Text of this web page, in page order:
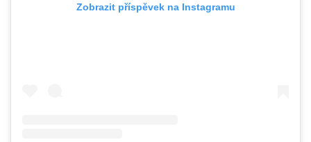
Zobrazit příspěvek na Instagramu